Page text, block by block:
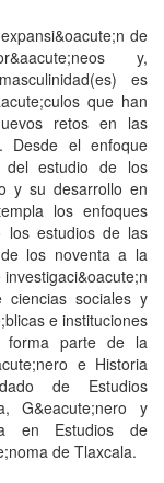
de
y,
es
que han
retos en las
Desde el enfoque
del estudio de los
y su desarrollo en
los enfoques
los estudios de las
de los noventa a la
ciencias sociales y
e instituciones
forma parte de la
e Historia
de Estudios
G&eacute;nero y
en Estudios de
de Tlaxcala.